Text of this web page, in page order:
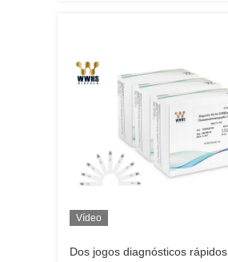
Vídeo
Dos jogos diagnósticos